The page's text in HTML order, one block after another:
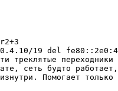
19 del
треклятые
сеть будто
Помогает только